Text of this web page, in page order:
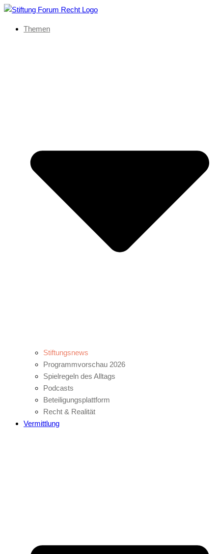
Themen
Stiftungsnews
Programmvorschau 2026
Spielregeln des Alltags
Podcasts
Beteiligungsplattform
Recht & Realität
Vermittlung